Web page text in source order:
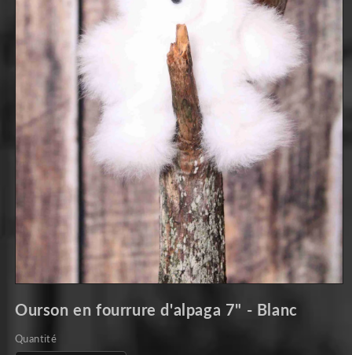
média
dans
une
Ourson en fourrure d'alpaga 7" - Blanc
Quantité